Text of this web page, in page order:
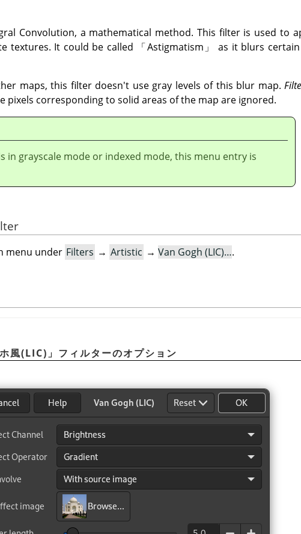
Convolution, a mathematical method. This filter is used to
textures. It could be called
「Astigmatism 」
as it blurs
maps, this filter doesn't use gray levels of this blur map.
pixels corresponding to solid areas of the map are ignored.
in grayscale mode or indexed mode, this menu entry is
menu under Filters → Artistic → Van Gogh (LIC)….
風(LIC) 」 フィルターのオプション